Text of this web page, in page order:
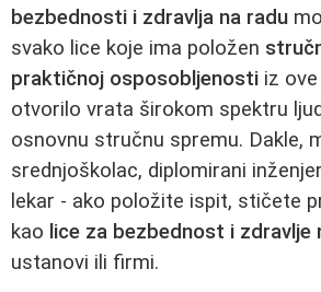
bezbednosti i zdravlja na radu
svako lice koje ima položen
praktičnoj osposobljenosti iz
otvorilo vrata širokom spektru
osnovnu stručnu spremu. Dakle,
srednjoškolac, diplomirani
lekar - ako položite ispit, stičete
kao lice za bezbednost i zdravlje
ustanovi ili firmi.